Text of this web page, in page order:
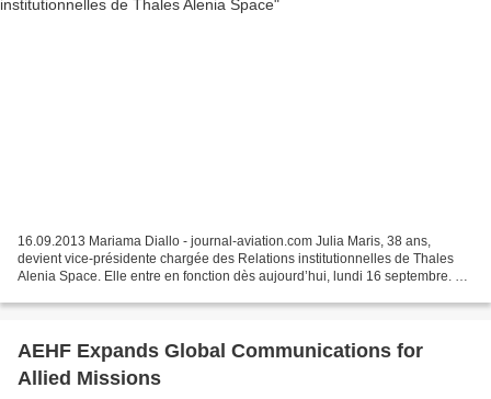
16.09.2013 Mariama Diallo - journal-aviation.com Julia Maris, 38 ans,
devient vice-présidente chargée des Relations institutionnelles de Thales
Alenia Space. Elle entre en fonction dès aujourd’hui, lundi 16 septembre. Sa
AEHF Expands Global Communications for
Allied Missions